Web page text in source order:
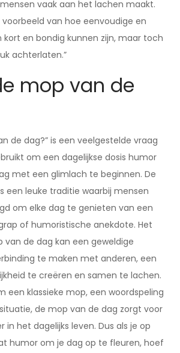
vaak aan het lachen maakt.
van hoe eenvoudige en
en bondig kunnen zijn, maar toch
achterlaten.”
mop van de
de dag?” is een veelgestelde vraag
om een dagelijkse dosis humor
met een glimlach te beginnen. De
een leuke traditie waarbij mensen
om elke dag te genieten van een
of humoristische anekdote. Het
van de dag kan een geweldige
te maken met anderen, een
te creëren en samen te lachen.
een klassieke mop, een woordspeling
de mop van de dag zorgt voor
in het dagelijks leven. Dus als je op
humor om je dag op te fleuren, hoef